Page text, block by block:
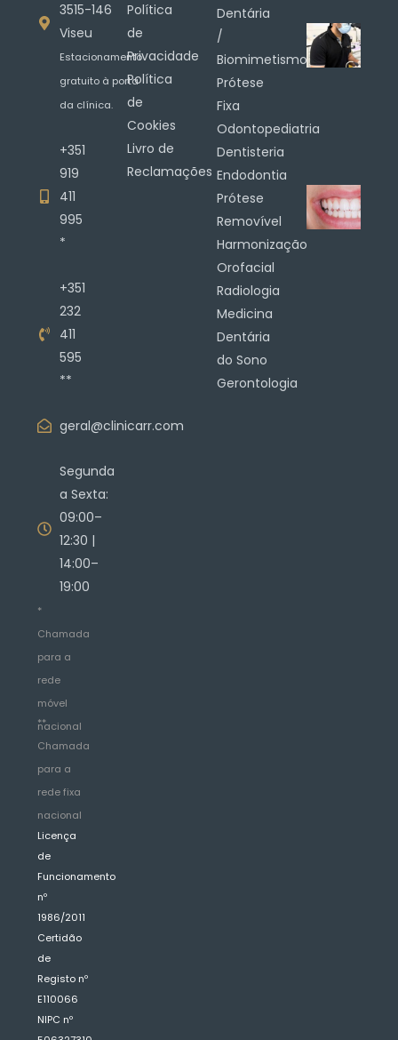
3515-146
Viseu
Estacionamento
gratuito à porta
da clínica.
+351
919
411
995
*
+351
232
411
595
**
geral@clinicarr.com
Segunda
a Sexta:
09:00–
12:30 |
14:00–
19:00
*
Chamada
para a
rede
móvel
nacional
**
Chamada
para a
rede fixa
nacional
Licença
de
Funcionamento
nº
1986/2011
Certidão
de
Registo nº
E110066
NIPC nº
Política
de
Privacidade
Política
de
Cookies
Livro de
Reclamações
Dentária
/
Biomimetismo
Prótese
Fixa
Odontopediatria
Dentisteria
Endodontia
Prótese
Removível
Harmonização
Orofacial
Radiologia
Medicina
Dentária
do Sono
Gerontologia